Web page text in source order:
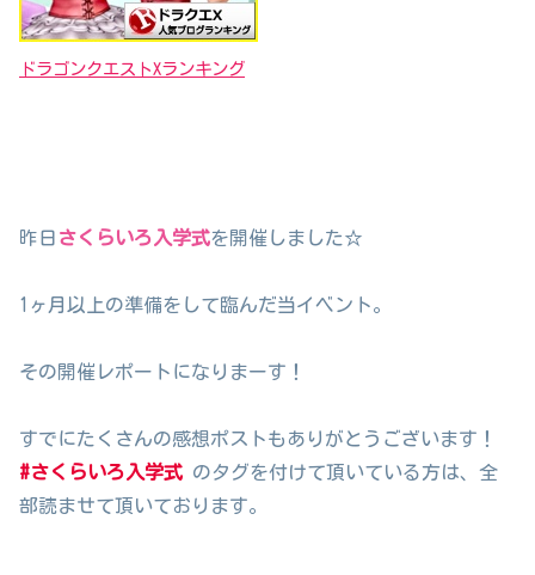
ドラゴンクエストXランキング
昨日 さくらいろ入学式を開催しました☆
1ヶ月以上の準備をして臨んだ当イベント。
その開催レポートになりまーす！
すでにたくさんの感想ポストもありがとうございます！
#さくらいろ入学式 のタグを付けて頂いている方は、全
部読ませて頂いております。